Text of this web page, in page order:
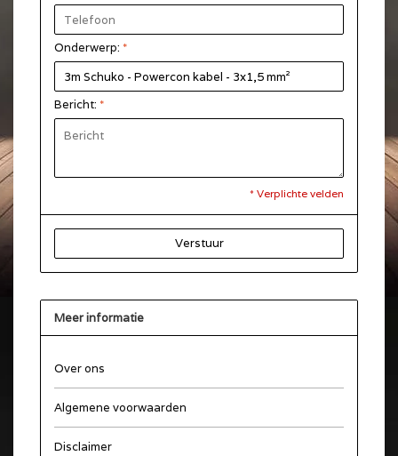
Onderwerp: *
Bericht: *
* Verplichte velden
Verstuur
Meer informatie
Over ons
Algemene voorwaarden
Disclaimer